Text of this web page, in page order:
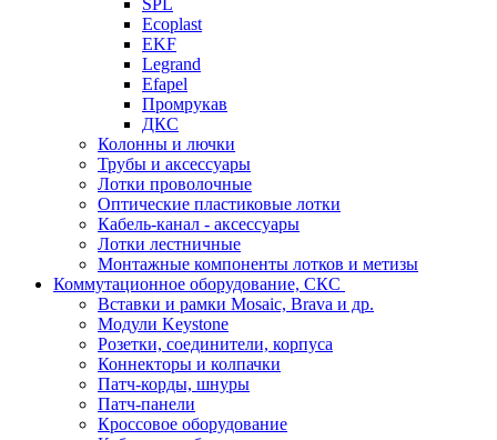
SPL
Ecoplast
EKF
Legrand
Efapel
Промрукав
ДКС
Колонны и лючки
Трубы и аксессуары
Лотки проволочные
Оптические пластиковые лотки
Кабель-канал - аксессуары
Лотки лестничные
Монтажные компоненты лотков и метизы
Коммутационное оборудование, СКС
Вставки и рамки Mosaic, Brava и др.
Модули Keystone
Розетки, соединители, корпуса
Коннекторы и колпачки
Патч-корды, шнуры
Патч-панели
Кроссовое оборудование